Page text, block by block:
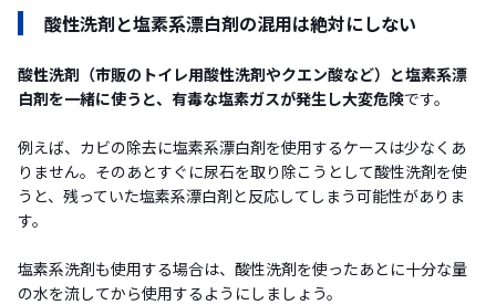
酸性洗剤と塩素系漂白剤の混用は絶対にしない
酸性洗剤（市販のトイレ用酸性洗剤やクエン酸など）と塩素系漂
白剤を一緒に使うと、有毒な塩素ガスが発生し大変危険です。
例えば、カビの除去に塩素系漂白剤を使用するケースは少なくあ
りません。そのあとすぐに尿石を取り除こうとして酸性洗剤を使
うと、残っていた塩素系漂白剤と反応してしまう可能性がありま
す。
塩素系洗剤も使用する場合は、酸性洗剤を使ったあとに十分な量
の水を流してから使用するようにしましょう。